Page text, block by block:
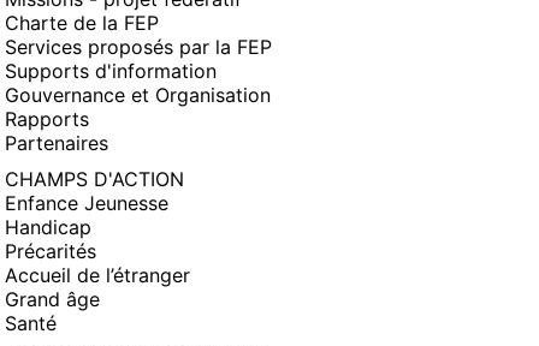
Charte de la FEP
Services proposés par la FEP
Supports d'information
Gouvernance et Organisation
Rapports
Partenaires
CHAMPS D'ACTION
Enfance Jeunesse
Handicap
Précarités
Accueil de l’étranger
Grand âge
Santé